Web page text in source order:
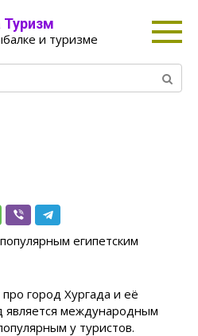
и туризме
египетским
город Хургада и её
является международным
у туристов.